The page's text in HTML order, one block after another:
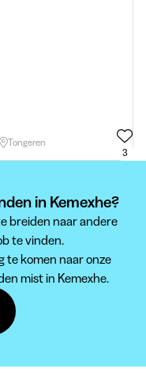
Tongeren
3
in Kemexhe?
breiden naar andere
te vinden.
te komen naar onze
mist in Kemexhe.